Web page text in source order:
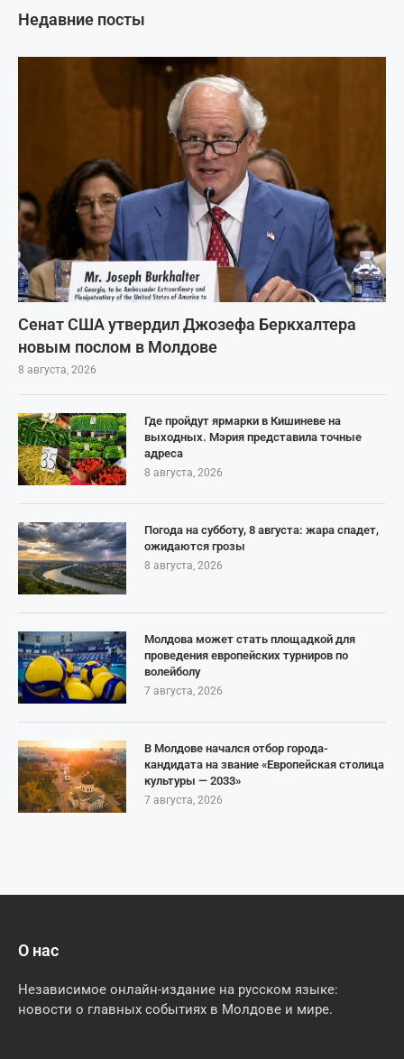
Недавние посты
Сенат США утвердил Джозефа Беркхалтера
новым послом в Молдове
8 августа, 2026
Где пройдут ярмарки в Кишиневе на
выходных. Мэрия представила точные
адреса
8 августа, 2026
Погода на субботу, 8 августа: жара спадет,
ожидаются грозы
8 августа, 2026
Молдова может стать площадкой для
проведения европейских турниров по
волейболу
7 августа, 2026
В Молдове начался отбор города-
кандидата на звание «Европейская столица
культуры — 2033»
7 августа, 2026
О нас
Независимое онлайн-издание на русском языке:
новости о главных событиях в Молдове и мире.